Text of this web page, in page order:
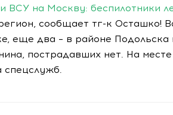
ВСУ на Москву: беспилотники
сообщает тг-к Осташко!
еще два – в районе
пострадавших нет. На
спецслужб.